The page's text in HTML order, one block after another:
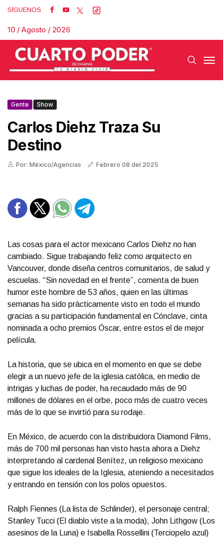
SÍGUENOS
10 / Agosto / 2026
Gente Show
Carlos Diehz Traza Su
Destino
Por: México/Agencias Febrero 08 del 2025
Las cosas para el actor mexicano Carlos Diehz no han
cambiado. Sigue trabajando feliz como arquitecto en
Vancouver, donde diseña centros comunitarios, de salud y
escuelas. “Sin novedad en el frente”, comenta de buen
humor este hombre de 53 años, quien en las últimas
semanas ha sido prácticamente visto en todo el mundo
gracias a su participación fundamental en Cónclave, cinta
nominada a ocho premios Óscar, entre estos el de mejor
película.
La historia, que se ubica en el momento en que se debe
elegir a un nuevo jefe de la iglesia católica, en medio de
intrigas y luchas de poder, ha recaudado más de 90
millones de dólares en el orbe, poco más de cuatro veces
más de lo que se invirtió para su rodaje.
En México, de acuerdo con la distribuidora Diamond Films,
más de 700 mil personas han visto hasta ahora a Diehz
interpretando al cardenal Benítez, un religioso mexicano
que sigue los ideales de la Iglesia, ateniendo a necesitados
y entrando en tensión con los polos opuestos.
Ralph Fiennes (La lista de Schlinder), el personaje central;
Stanley Tucci (El diablo viste a la moda), John Lithgow (Los
asesinos de la Luna) e Isabella Rossellini (Terciopelo azul)